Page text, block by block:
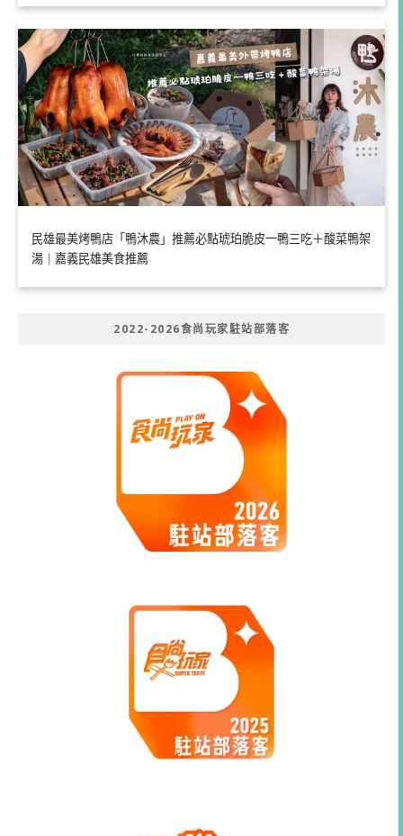
民雄最美烤鴨店「鴨沐農」推薦必點琥珀脆皮一鴨三吃＋酸菜鴨架
湯｜嘉義民雄美食推薦
2022-2026食尚玩家駐站部落客